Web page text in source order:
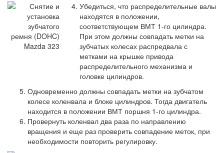
Убедиться, что распределительные валы
находятся в положении,
соответствующем ВМТ 1-го цилиндра.
При этом должны совпадать метки на
зубчатых колесах распредвала с
метками на крышке привода
распределительного механизма и
головке цилиндров.
Одновременно должны совпадать метки на зубчатом
колесе коленвала и блоке цилиндров. Тогда двигатель
находится в положении ВМТ поршня 1-го цилиндра.
Провернуть коленвал два раза по направлению
вращения и еще раз проверить совпадение меток, при
необходимости повторить регулировку.